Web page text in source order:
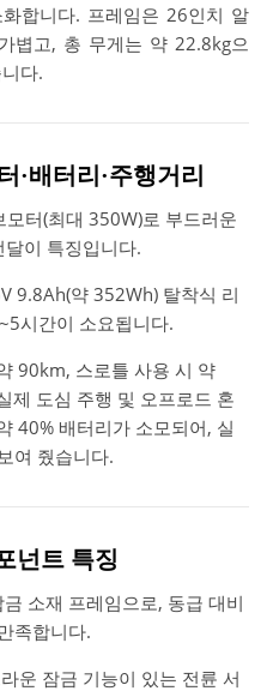
합니다. 프레임은 26인치 알
볍고, 총 무게는 약 22.8kg으
다.
·배터리·주행거리
터(최대 350W)로 부드러운
이 특징입니다.
9.8Ah(약 352Wh) 탈착식 리
시간이 소요됩니다.
90km, 스로틀 사용 시 약
제 도심 주행 및 오프로드 혼
40% 배터리가 소모되어, 실
여 줬습니다.
넌트 특징
소재 프레임으로, 동급 대비
족합니다.
운 잠금 기능이 있는 전륜 서